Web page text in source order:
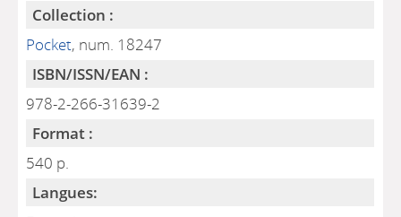
Collection :
Pocket, num. 18247
ISBN/ISSN/EAN :
978-2-266-31639-2
Format :
540 p.
Langues: